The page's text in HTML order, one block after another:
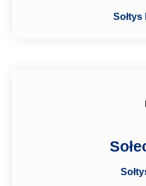
Sołtys